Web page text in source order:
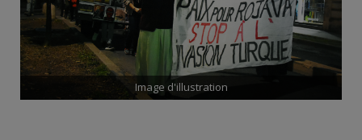
Image d'illustration